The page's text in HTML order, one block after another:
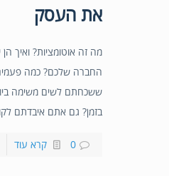
את העסק
מה זה אוטומציות? ואיך
החברה שלכם? כמה
ששכחתם לשים משימה
בזמן? גם אתם איבדתם
0 קרא עוד